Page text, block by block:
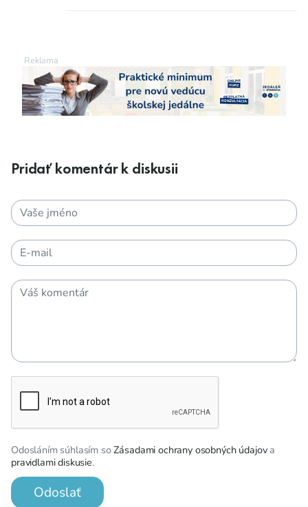
Pridať komentár k diskusii
Odosláním súhlasím soZásadami ochrany osobných údajova
pravidlami diskusie.
Odoslať